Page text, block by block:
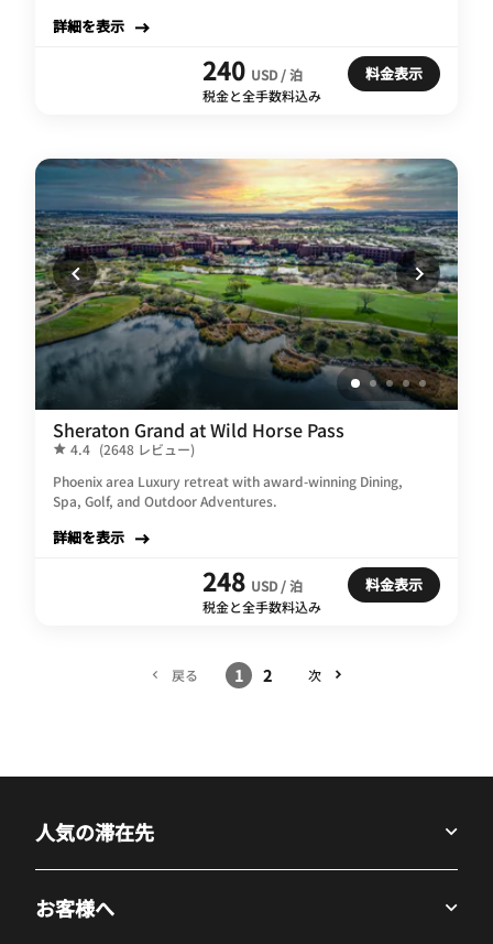
詳細を表示
240 USD / 泊
税金と全手数料込み
料金表示
Sheraton Grand at Wild Horse Pass
4.4 (2648 レビュー)
Phoenix area Luxury retreat with award-winning Dining,
Spa, Golf, and Outdoor Adventures.
詳細を表示
248 USD / 泊
税金と全手数料込み
料金表示
戻る 1 2 次
人気の滞在先
お客様へ